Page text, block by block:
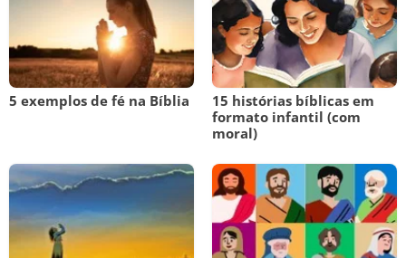
5 exemplos de fé na Bíblia
15 histórias bíblicas em
formato infantil (com
moral)